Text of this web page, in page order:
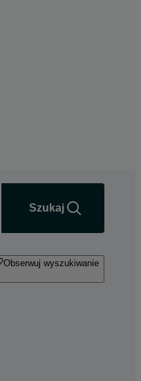
Szukaj
Obserwuj wyszukiwanie